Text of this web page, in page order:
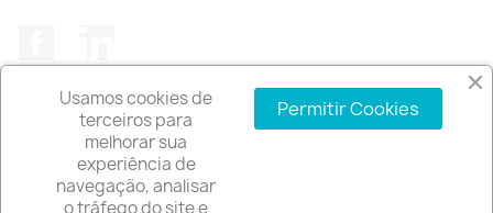
A EMPRESA
Usamos cookies de
terceiros para
melhorar sua
experiência de
navegação, analisar
o tráfego do site e
Permitir Cookies